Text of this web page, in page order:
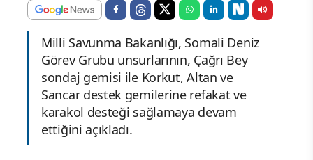
Milli Savunma Bakanlığı, Somali Deniz
Görev Grubu unsurlarının, Çağrı Bey
sondaj gemisi ile Korkut, Altan ve
Sancar destek gemilerine refakat ve
karakol desteği sağlamaya devam
ettiğini açıkladı.